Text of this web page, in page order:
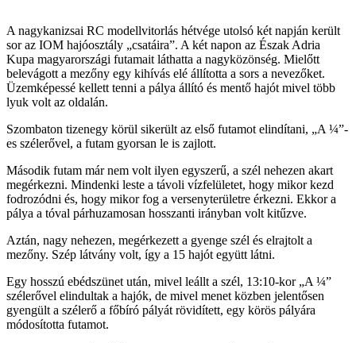
A nagykanizsai RC modellvitorlás hétvége utolsó két napján került
sor az IOM hajóosztály „csatáira”. A két napon az Észak Adria
Kupa magyarországi futamait láthatta a nagyközönség. Mielőtt
belevágott a mezőny egy kihívás elé állította a sors a nevezőket.
Üzemképessé kellett tenni a pálya állító és mentő hajót mivel több
lyuk volt az oldalán.
Szombaton tizenegy körül sikerült az első futamot elindítani, „A ¼”-
es szélerővel, a futam gyorsan le is zajlott.
Második futam már nem volt ilyen egyszerű, a szél nehezen akart
megérkezni. Mindenki leste a távoli vízfelületet, hogy mikor kezd
fodrozódni és, hogy mikor fog a versenyterületre érkezni. Ekkor a
pálya a tóval párhuzamosan hosszanti irányban volt kitűzve.
Aztán, nagy nehezen, megérkezett a gyenge szél és elrajtolt a
mezőny. Szép látvány volt, így a 15 hajót együtt látni.
Egy hosszú ebédszünet után, mivel leállt a szél, 13:10-kor „A ¼”
szélerővel elindultak a hajók, de mivel menet közben jelentősen
gyengült a szélerő a főbíró pályát rövidített, egy körös pályára
módosította futamot.